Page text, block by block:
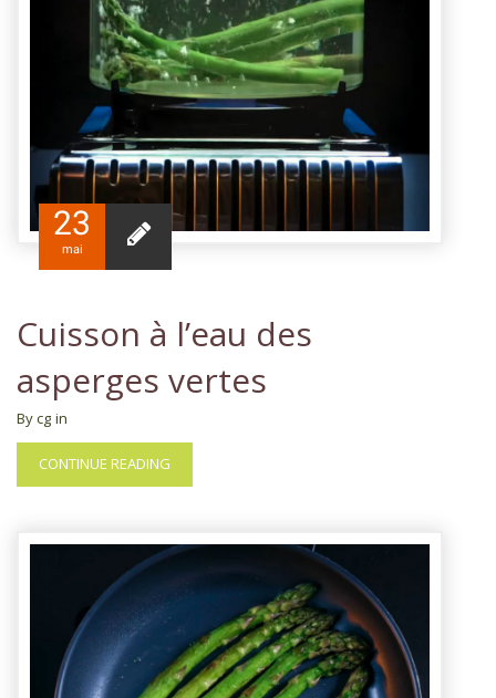
23
mai
Cuisson à l’eau des
asperges vertes
By cg in
CONTINUE READING